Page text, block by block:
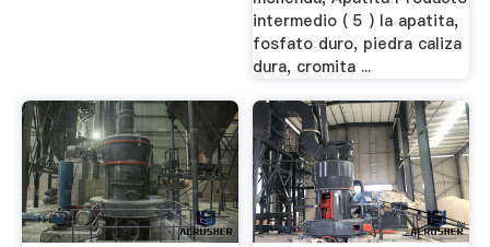
intermedio ( 5 ) la apatita,
fosfato duro, piedra caliza
dura, cromita ...